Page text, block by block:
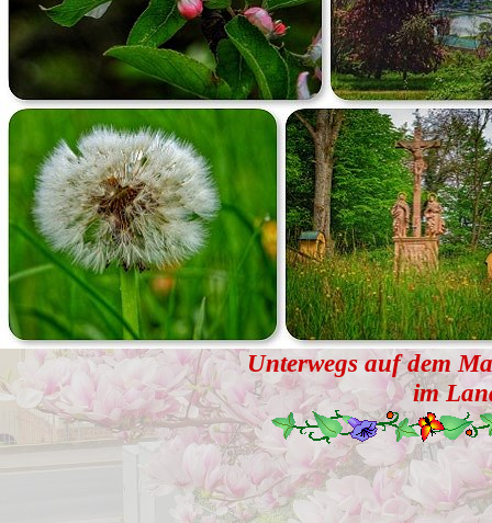
Unterwegs auf dem
im